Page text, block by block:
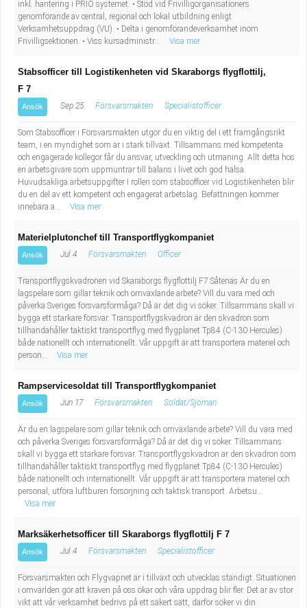
inkl. hantering i PRIO systemet. • Stöd vid Frivilligorganisationers
genomförande av central, regional och lokal utbildning enligt
Verksamhetsuppdrag (VU). • Delta i genomförandeverksamhet inom
Frivilligsektionen. • Viss kursadministr...
Visa mer
Stabsofficer till Logistikenheten vid Skaraborgs flygflottilj,
F 7
Ansök Sep 25 Försvarsmakten Specialistofficer
Som Stabsofficer i Försvarsmakten utgör du en viktig del i ett framgångsrikt
team, i en myndighet som är i stark tillväxt. Tillsammans med kompetenta
och engagerade kollegor får du ansvar, utveckling och utmaning. Allt detta hos
en arbetsgivare som uppmuntrar till balans i livet och god hälsa.
Huvudsakliga arbetsuppgifter I rollen som stabsofficer vid Logistikenheten blir
du en del av ett kompetent och engagerat arbetslag. Befattningen kommer
innebära a...
Visa mer
Materielplutonchef till Transportflygkompaniet
Ansök Jul 4 Försvarsmakten Officer
Transportflygskvadronen vid Skaraborgs flygflottilj F7 Såtenäs Är du en
lagspelare som gillar teknik och omväxlande arbete? Vill du vara med och
påverka Sveriges försvarsförmåga? Då är det dig vi söker. Tillsammans skall vi
bygga ett starkare försvar. Transportflygskvadron är den skvadron som
tillhandahåller taktiskt transportflyg med flygplanet Tp84 (C-130 Hercules)
både nationellt och internationellt. Vår uppgift är att transportera materiel och
person...
Visa mer
Rampservicesoldat till Transportflygkompaniet
Ansök Jun 17 Försvarsmakten Soldat/Sjöman
Är du en lagspelare som gillar teknik och omväxlande arbete? Vill du vara med
och påverka Sveriges försvarsförmåga? Då är det dig vi söker. Tillsammans
skall vi bygga ett starkare försvar. Transportflygskvadron är den skvadron som
tillhandahåller taktiskt transportflyg med flygplanet Tp84 (C-130 Hercules)
både nationellt och internationellt. Vår uppgift är att transportera materiel och
personal, utföra luftburen försörjning och taktisk transport. Arbetsu...
Visa mer
Marksäkerhetsofficer till Skaraborgs flygflottilj F 7
Ansök Jul 4 Försvarsmakten Specialistofficer
Försvarsmakten och Flygvapnet är i tillväxt och utvecklas ständigt. Situationen
i omvärlden gör att kraven på oss ökar och våra uppdrag blir fler. Det är av stor
vikt att vår verksamhet bedrivs på ett säkert sätt, därför söker vi din